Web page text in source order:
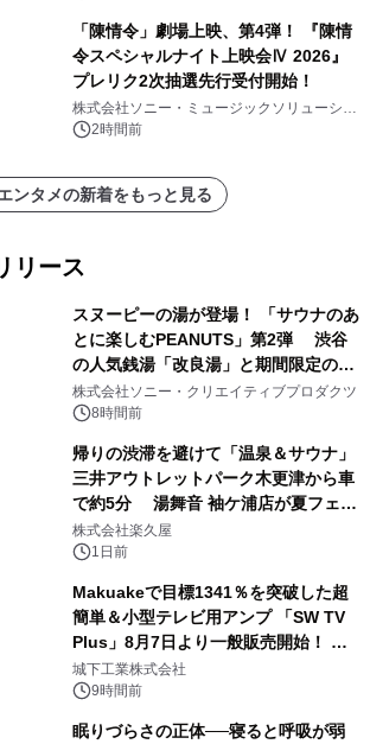
「陳情令」劇場上映、第4弾！ 『陳情
令スペシャルナイト上映会Ⅳ 2026』
プレリク2次抽選先行受付開始！
株式会社ソニー・ミュージックソリューショ
ンズ2時間前
ンタメの新着をもっと見る
リース
スヌーピーの湯が登場！ 「サウナのあ
とに楽しむPEANUTS」第2弾 渋谷
の人気銭湯「改良湯」と期間限定のコ
ラボレーション サウナイキタイコラ
ボグッズも発売決定！
株式会社ソニー・クリエイティブプロダクツ
8時間前
帰りの渋滞を避けて「温泉＆サウナ」
三井アウトレットパーク木更津から車
で約5分 湯舞音 袖ケ浦店が夏フェア
メニューを提供
株式会社楽久屋
1日前
Makuakeで目標1341％を突破した超
簡単＆小型テレビ用アンプ 「SW TV
Plus」8月7日より一般販売開始！ ケ
ーブル1本つなぐだけ、テレビの音が
ぐっと豊かに
城下工業株式会社
9時間前
眠りづらさの正体──寝ると呼吸が弱